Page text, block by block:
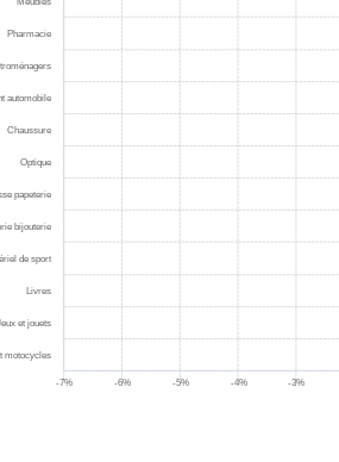
Pharmacie
automobile
Chaussure
Optique
papeterie
bijouterie
de sport
Livres
et jouets
motocycles
-7% -6% -5% -4% -3%